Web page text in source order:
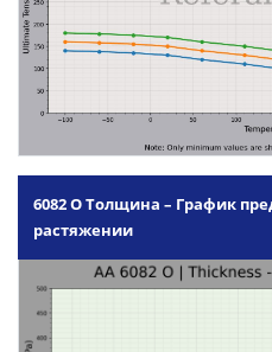
6082 O Толщина – График
растяжении